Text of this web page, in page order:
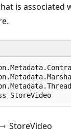
is
StoreVideo
StoreVideo